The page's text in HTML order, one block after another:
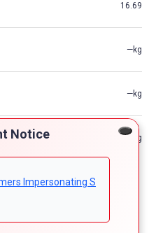
Notice
Impersonating S
16.69
—kg
—kg
—kg